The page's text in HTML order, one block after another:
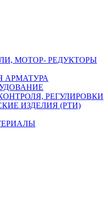
МОТОР- РЕДУКТОРЫ
АРМАТУРА
РЕГУЛИРОВКИ
ИЗДЕЛИЯ (РТИ)